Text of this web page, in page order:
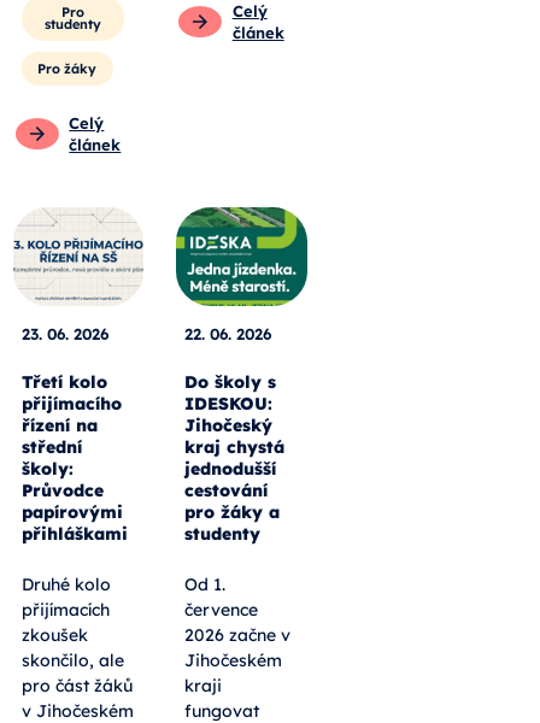
Pro
studenty
Pro žáky
Celý
článek
Celý
článek
23. 06. 2026
Třetí kolo
přijímacího
řízení na
střední
školy:
Průvodce
papírovými
přihláškami
Druhé kolo
přijímacích
zkoušek
skončilo, ale
pro část žáků
v Jihočeském
22. 06. 2026
Do školy s
IDESKOU:
Jihočeský
kraj chystá
jednodušší
cestování
pro žáky a
studenty
Od 1.
července
2026 začne v
Jihočeském
kraji
fungovat